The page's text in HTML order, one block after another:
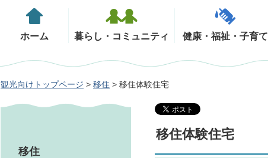
ホーム 暮らし・コミュニティ 健康・福祉・子育て
観光向けトップページ > 移住 > 移住体験住宅
移住
移住体験住宅